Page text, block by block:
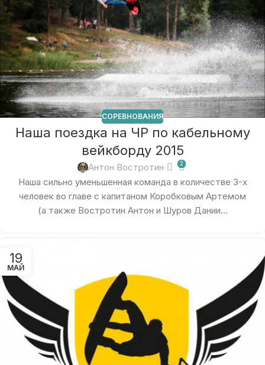
СОРЕВНОВАНИЯ
Наша поездка на ЧР по кабельному
вейкборду 2015
Антон Востротин 2
Наша сильно уменьшенная команда в количестве 3-х
человек во главе с капитаном Коробковым Артемом
(а также Востротин Антон и Шуров Дании...
19
МАЙ